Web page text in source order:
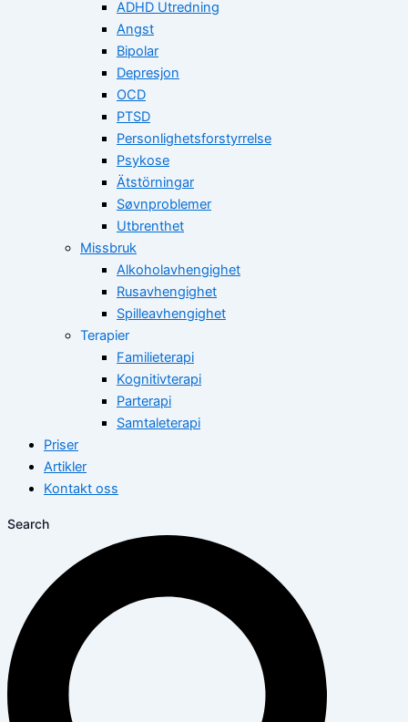
ADHD Utredning
Angst
Bipolar
Depresjon
OCD
PTSD
Personlighetsforstyrrelse
Psykose
Ätstörningar
Søvnproblemer
Utbrenthet
Missbruk
Alkoholavhengighet
Rusavhengighet
Spilleavhengighet
Terapier
Familieterapi
Kognitivterapi
Parterapi
Samtaleterapi
Priser
Artikler
Kontakt oss
Search